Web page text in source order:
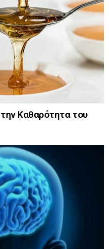
Καθαρότητα του